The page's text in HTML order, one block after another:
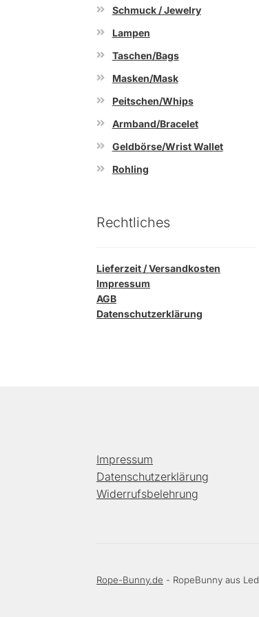
Schmuck / Jewelry
Lampen
Taschen/Bags
Masken/Mask
Peitschen/Whips
Armband/Bracelet
Geldbörse/Wrist Wallet
Rohling
Rechtliches
Lieferzeit / Versandkosten
Impressum
AGB
Datenschutzerklärung
Impressum
Datenschutzerklärung
Widerrufsbelehrung
Rope-Bunny.de - RopeBunny aus